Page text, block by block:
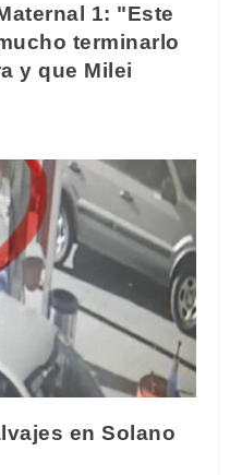
1: "Este
terminarlo
y que Milei
en Solano